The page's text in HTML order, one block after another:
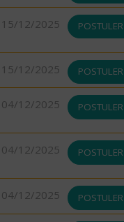
15/12/2025 POSTULER
15/12/2025 POSTULER
04/12/2025 POSTULER
04/12/2025 POSTULER
04/12/2025 POSTULER